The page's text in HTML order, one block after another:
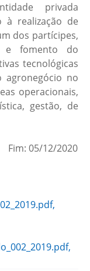
privada
à realização de
dos partícipes,
e fomento do
tecnológicas
agronegócio no
operacionais,
gestão, de
05/12/2020